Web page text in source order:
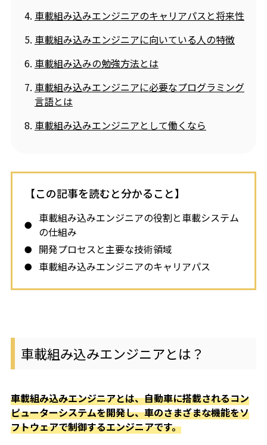
車載組み込みエンジニアのキャリアパスと将来性
車載組み込みエンジニアに向いている人の特徴
車載組み込みの勉強方法とは
車載組み込みエンジニアに必要なプログラミング
言語とは
車載組み込みエンジニアとして働くなら
【この記事を読むと分かること】
車載組み込みエンジニアの役割と車載システム
の仕組み
開発プロセスと主要な技術領域
車載組み込みエンジニアのキャリアパス
車載組み込みエンジニアとは？
車載組み込みエンジニアとは、自動車に搭載されるコン
ピューターシステムを開発し、車のさまざまな機能をソ
フトウェアで制御するエンジニアです。